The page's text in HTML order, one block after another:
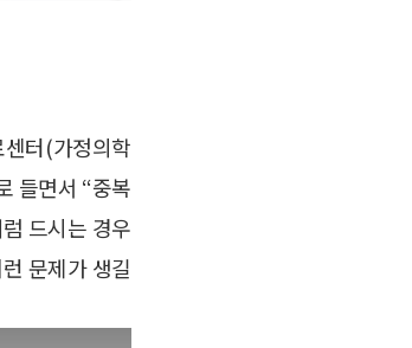
터(가정의학
들면서 “중복
드시는 경우
문제가 생길